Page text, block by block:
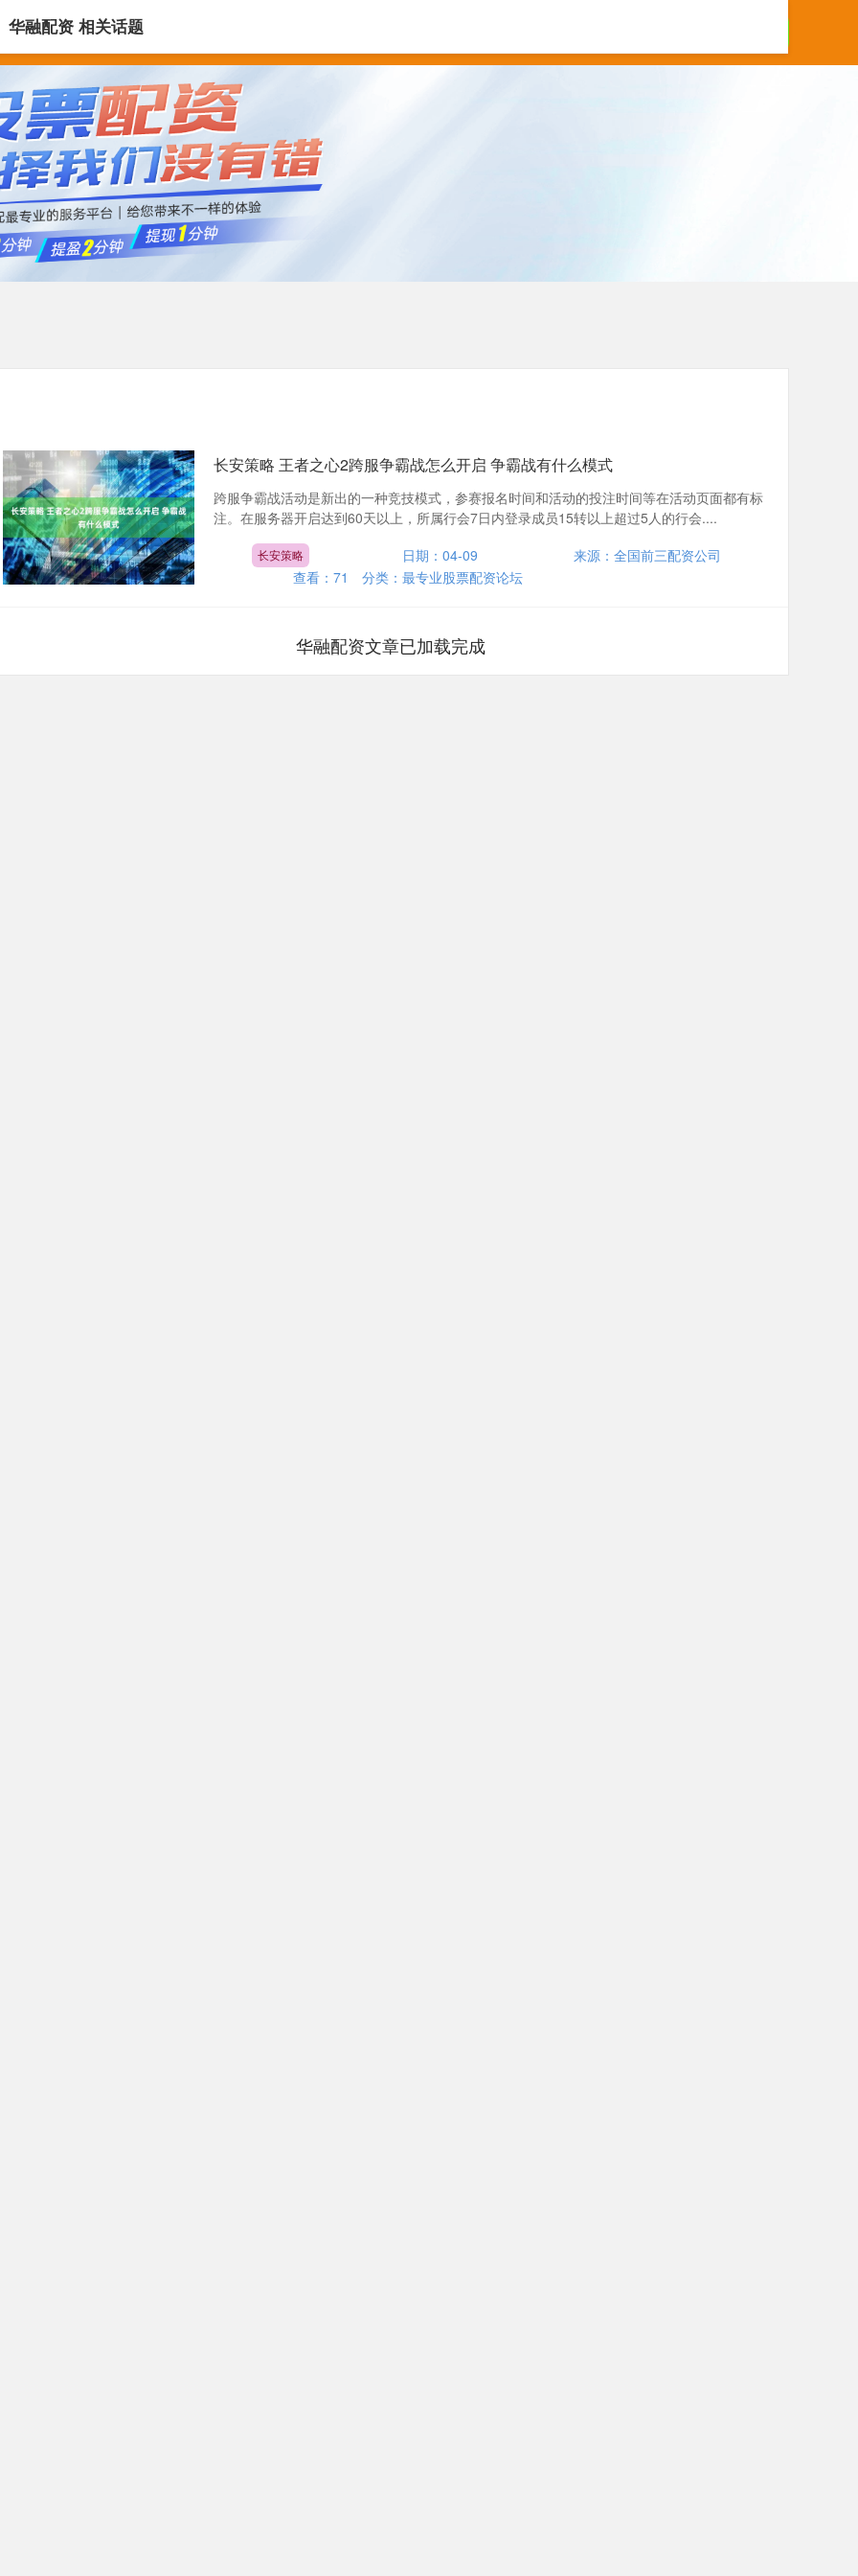
专业股票配资论坛
华融配资 相关话题
长安策略 王者之心2跨服争霸战怎么开启 争霸战有什么模式
跨服争霸战活动是新出的一种竞技模式，参赛报名时间和活动的投注时间等在活动页面都有标
注。在服务器开启达到60天以上，所属行会7日内登录成员15转以上超过5人的行会....
长安策略 日期：04-09
来源：全国前三配资公司
查看： 71 分类： 最专业股票配资论坛
华融配资文章已加载完成